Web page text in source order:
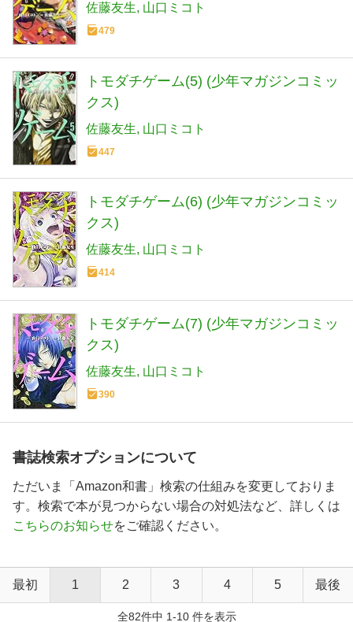
佐藤友生 山口ミコト
479
トモダチゲーム(5) (少年マガジンコミッ
クス)
佐藤友生 山口ミコト
447
トモダチゲーム(6) (少年マガジンコミッ
クス)
佐藤友生 山口ミコト
414
トモダチゲーム(7) (少年マガジンコミッ
クス)
佐藤友生 山口ミコト
390
書誌検索オプションについて
ただいま「Amazon和書」検索の仕組みを変更しておりま
す。検索で本が見つからない場合の対処法など、詳しくは
こちらのお知らせをご確認ください。
最初 1 2 3 4 5 最後
全82件中 1-10 件を表示